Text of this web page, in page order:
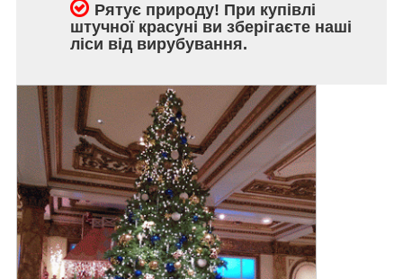
Рятує природу! При купівлі
штучної красуні ви зберігаєте наші
ліси від вирубування.